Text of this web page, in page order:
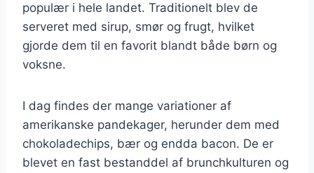
populær i hele landet. Traditionelt blev de
serveret med sirup, smør og frugt, hvilket
gjorde dem til en favorit blandt både børn og
voksne.
I dag findes der mange variationer af
amerikanske pandekager, herunder dem med
chokoladechips, bær og endda bacon. De er
blevet en fast bestanddel af brunchkulturen og